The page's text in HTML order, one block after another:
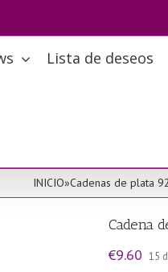
Lista de deseos
INICIO»Cadenas de plata
Cadena
€9.60 15